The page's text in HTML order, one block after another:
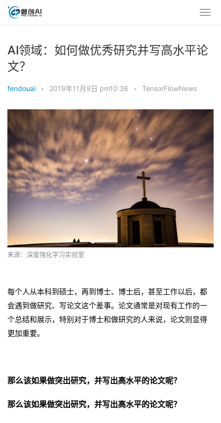
AI领域：如何做优秀研究并写高水平论
文？
fendouai • 2019年11月9日 pm10:36 • TensorFlowNews
来源： 深度强化学习实验室
每个人从本科到硕士，再到博士、博士后，甚至工作以后，都
会遇到做研究、写论文这个差事。论文通常是对现有工作的一
个总结和展示，特别对于博士和做研究的人来说，论文则显得
更加重要。
那么该如果做突出研究，并写出高水平的论文呢？
那么该如果做突出研究，并写出高水平的论文呢？